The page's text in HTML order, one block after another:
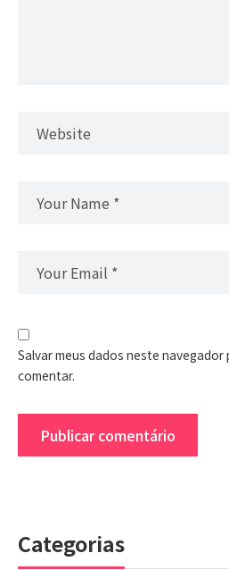
Salvar meus dados neste navegador
comentar.
Categorias